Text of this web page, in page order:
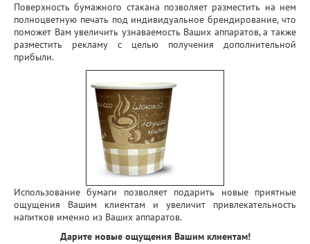
Поверхность бумажного стакана позволяет разместить на нем
полноцветную печать под индивидуальное брендирование, что
поможет Вам увеличить узнаваемость Ваших аппаратов, а также
разместить рекламу с целью получения дополнительной
прибыли.
Использование бумаги позволяет подарить новые приятные
ощущения Вашим клиентам и увеличит привлекательность
напитков именно из Ваших аппаратов.
Дарите новые ощущения Вашим клиентам!